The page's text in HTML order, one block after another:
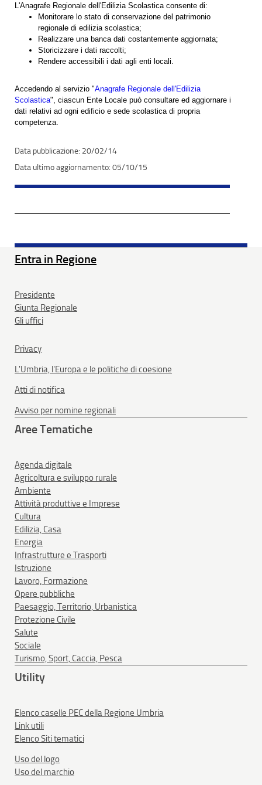
L'Anagrafe Regionale dell'Edilizia Scolastica consente di:
Monitorare lo stato di conservazione del patrimonio
regionale di edilizia scolastica;
Realizzare una banca dati costantemente aggiornata;
Storicizzare i dati raccolti;
Rendere accessibili i dati agli enti locali.
Accedendo al servizio "Anagrafe Regionale dell'Edilizia
Scolastica", ciascun Ente Locale può consultare ed aggiornare i
dati relativi ad ogni edificio e sede scolastica di propria
competenza.
20/02/14
05/10/15
Entra in Regione
Presidente
Giunta Regionale
Gli uffici
Privacy
L'Umbria, l'Europa e le politiche di coesione
Atti di notifica
Avviso per nomine regionali
Aree Tematiche
Agenda digitale
Agricoltura e sviluppo rurale
Ambiente
Attività produttive e Imprese
Cultura
Edilizia, Casa
Energia
Infrastrutture e Trasporti
Istruzione
Lavoro, Formazione
Opere pubbliche
Paesaggio, Territorio, Urbanistica
Protezione Civile
Salute
Sociale
Turismo, Sport, Caccia, Pesca
Utility
Elenco caselle PEC della Regione Umbria
Link utili
Elenco Siti tematici
Uso del logo
Uso del marchio